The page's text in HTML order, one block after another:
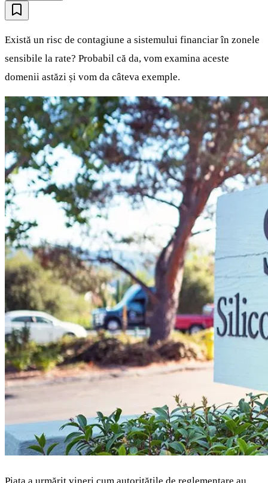
Există un risc de contagiune a sistemului financiar în zonele
sensibile la rate? Probabil că da, vom examina aceste
domenii astăzi și vom da câteva exemple.